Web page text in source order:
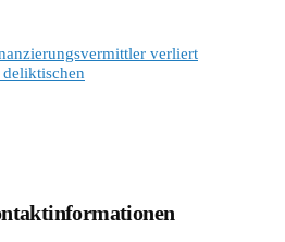
verliert